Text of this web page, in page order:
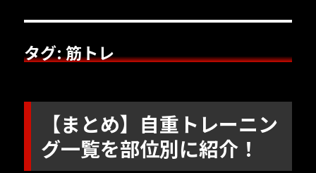
タグ:筋トレ
【まとめ】自重トレーニン
グ一覧を部位別に紹介！